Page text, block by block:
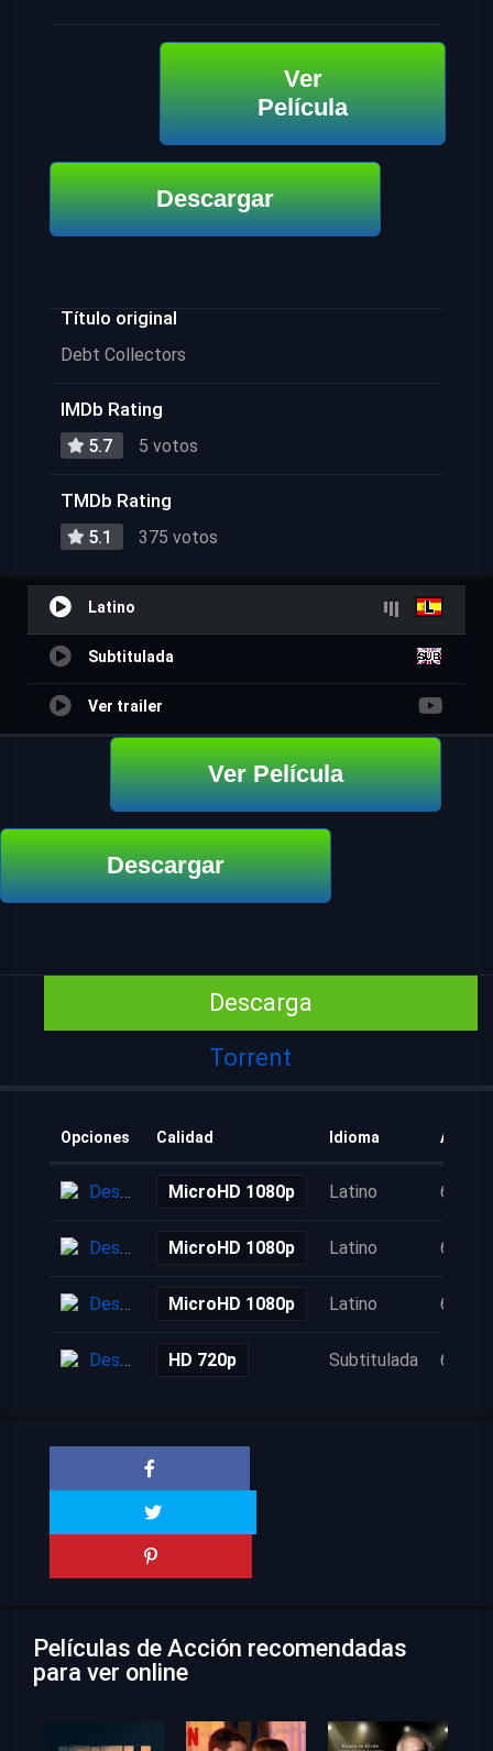
Ver
Película
Descargar
Título original
Debt Collectors
IMDb Rating
5.7 5 votos
TMDb Rating
5.1 375 votos
Latino
Subtitulada
Ver trailer
Ver Película
Descargar
Descarga
Torrent
Opciones Calidad Idioma
Descarga MicroHD 1080p Latino 6 años
Descarga MicroHD 1080p Latino 6 años
Descarga MicroHD 1080p Latino 6 años
Descarga HD 720p Subtitulada 6 años
Películas de Acción recomendadas
para ver online